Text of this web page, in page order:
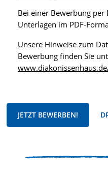
Bei einer Bewerbung per
Unterlagen im PDF-
Unsere Hinweise zum
Bewerbung finden Sie
JETZT BEWERBEN!